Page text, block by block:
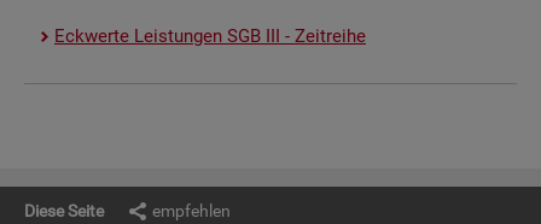
Eck­wer­te Leis­tun­gen SGB III - Zeit­rei­he
Diese Seite empfehlen